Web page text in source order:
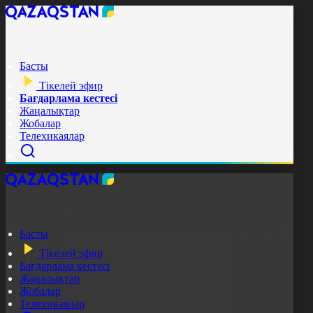
Басты
Тікелей эфир
Бағдарлама кестесі
Жаңалықтар
Жобалар
Телехикаялар
Басты
Тікелей эфир
Бағдарлама кестесі
Жаңалықтар
Жобалар
Телехикаялар